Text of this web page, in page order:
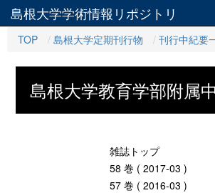
島根大学学術情報リポジトリ
TOP
島根大学定期刊行物 刊行中紀要
島根大学教育学部附属
雑誌トップ
58 巻 ( 2017-03 )
57 巻 ( 2016-03 )